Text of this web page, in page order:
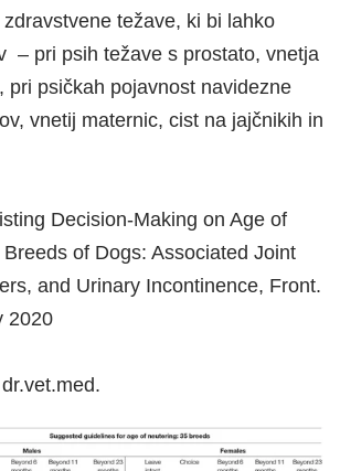
težave, ki bi lahko
– pri psih težave s prostato, vnetja
pri psičkah pojavnost navidezne
vnetij maternic, cist na jajčnikih in
Decision-Making on Age of
of Dogs: Associated Joint
and Urinary Incontinence, Front.
2020